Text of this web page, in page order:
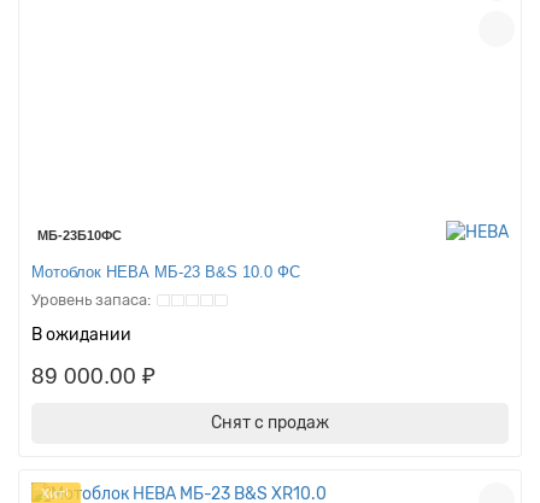
МБ-23Б10ФС
Мотоблок НЕВА МБ-23 B&S 10.0 ФС
В ожидании
89 000.00 ₽
Снят с продаж
Хит!